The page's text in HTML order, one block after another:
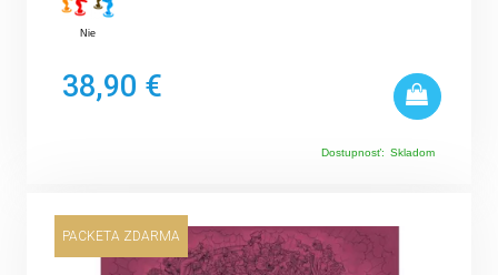
Nie
38,90 €
Dostupnosť: Skladom
PACKETA ZDARMA